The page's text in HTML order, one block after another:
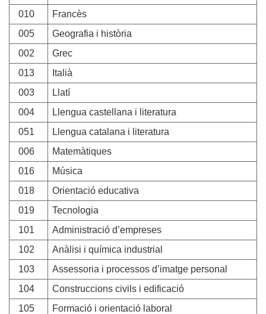
010
Francès
005
Geografia i història
002
Grec
013
Italià
003
Llatí
004
Llengua castellana i literatura
051
Llengua catalana i literatura
006
Matemàtiques
016
Música
018
Orientació educativa
019
Tecnologia
101
Administració d’empreses
102
Anàlisi i química industrial
103
Assessoria i processos d’imatge personal
104
Construccions civils i edificació
105
Formació i orientació laboral